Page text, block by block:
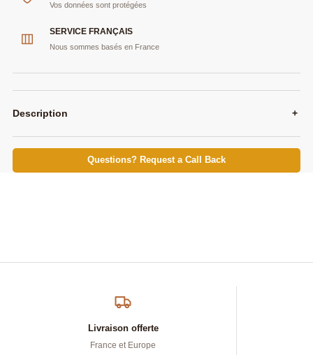
Vos données sont protégées
SERVICE FRANÇAIS
Nous sommes basés en France
Description +
Questions? Request a Call Back
Livraison offerte
France et Europe